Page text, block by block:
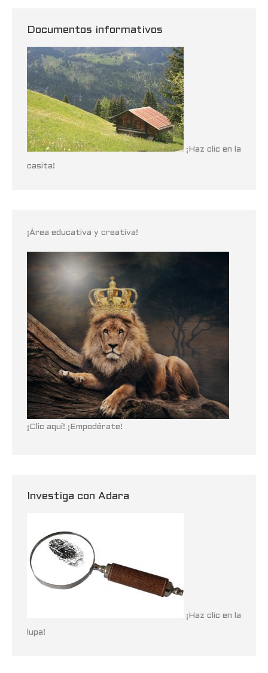
Documentos informativos
¡Haz clic en la
casita!
¡Área educativa y creativa!
¡Clic aquí! ¡Empodérate!
Investiga con Adara
¡Haz clic en la
lupa!